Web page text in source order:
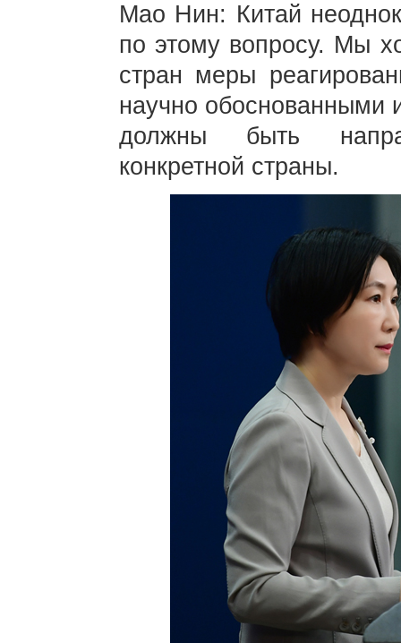
Мао Нин: Китай
по этому вопросу. Мы
стран меры
научно обоснованными
должны быть
конкретной страны.